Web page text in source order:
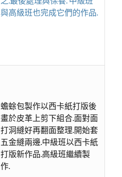
與高級班也完成它們的作品.
蟾蜍包製作以西卡紙打版後
畫於皮革上剪下組合.面對面
打洞縫好再翻面整理.開始套
五金縫兩邊.中級班以西卡紙
打版新作品.高級班繼續製
作.